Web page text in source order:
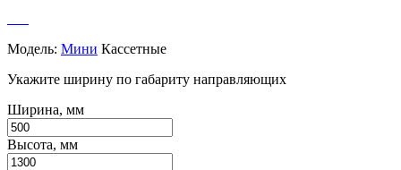
Модель: Мини Кассетные
Укажите ширину по габариту направляющих
Ширина, мм
Высота, мм